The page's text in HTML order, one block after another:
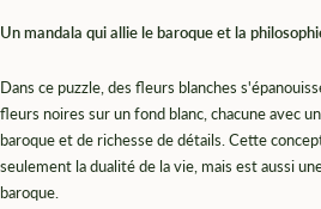
Un mandala qui allie le baroque et la
Dans ce puzzle, des fleurs blanches
fleurs noires sur un fond blanc, chacune avec
baroque et de richesse de détails. Cette
seulement la dualité de la vie, mais est aussi
baroque.